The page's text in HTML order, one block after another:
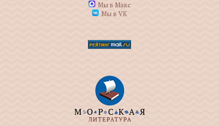
Мы в Макс
Мы в VK